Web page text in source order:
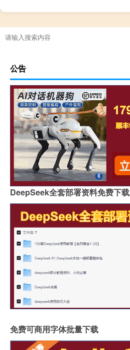
公告
DeepSeek全套部署资料免费下载
免费可商用字体批量下载